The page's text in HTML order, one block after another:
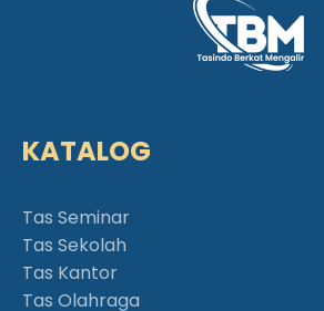
KATALOG
Tas Seminar
Tas Sekolah
Tas Kantor
Tas Olahraga